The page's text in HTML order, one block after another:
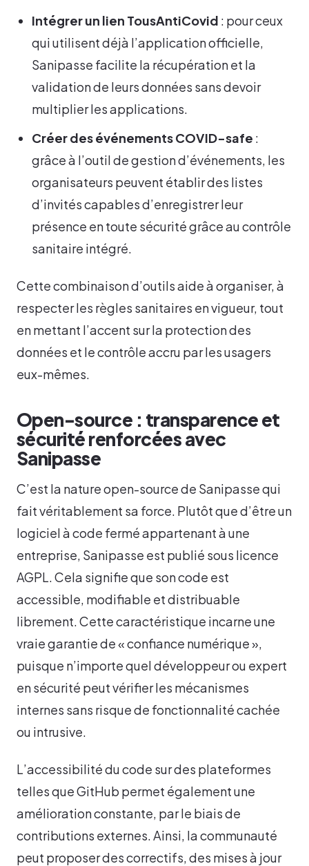
Intégrer un lien TousAntiCovid : pour ceux
qui utilisent déjà l’application officielle,
Sanipasse facilite la récupération et la
validation de leurs données sans devoir
multiplier les applications.
Créer des événements COVID-safe :
grâce à l’outil de gestion d’événements, les
organisateurs peuvent établir des listes
d’invités capables d’enregistrer leur
présence en toute sécurité grâce au contrôle
sanitaire intégré.
Cette combinaison d’outils aide à organiser, à
respecter les règles sanitaires en vigueur, tout
en mettant l’accent sur la protection des
données et le contrôle accru par les usagers
eux-mêmes.
Open-source : transparence et
sécurité renforcées avec
Sanipasse
C’est la nature open-source de Sanipasse qui
fait véritablement sa force. Plutôt que d’être un
logiciel à code fermé appartenant à une
entreprise, Sanipasse est publié sous licence
AGPL. Cela signifie que son code est
accessible, modifiable et distribuable
librement. Cette caractéristique incarne une
vraie garantie de « confiance numérique »,
puisque n’importe quel développeur ou expert
en sécurité peut vérifier les mécanismes
internes sans risque de fonctionnalité cachée
ou intrusive.
L’accessibilité du code sur des plateformes
telles que GitHub permet également une
amélioration constante, par le biais de
contributions externes. Ainsi, la communauté
peut proposer des correctifs, des mises à jour